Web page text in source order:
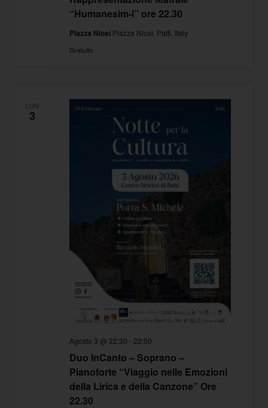
“Humanesim-i” ore 22.30
Piazza Niosi Piazza Niosi, Patti, Italy
Gratuito
LUN
3
Duo InCanto – Soprano –
Pianoforte “Viaggio nelle Emozioni
della Lirica e della Canzone” Ore
22.30
Agosto 3 @ 22:30 - 22:50